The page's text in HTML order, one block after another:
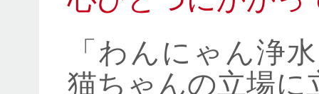
「わんにゃん浄
猫ちゃんの立場に